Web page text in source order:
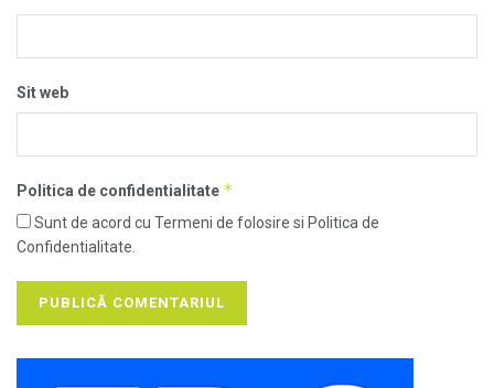
Sit web
Politica de confidentialitate *
Sunt de acord cu Termeni de folosire si Politica de
Confidentialitate.